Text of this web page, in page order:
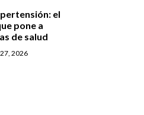
el
pone a
de salud
2026